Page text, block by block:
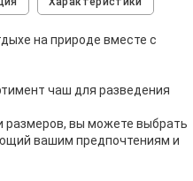
на природе вместе с
чаш для разведения
размеров, вы можете выбрать
вашим предпочтениям и